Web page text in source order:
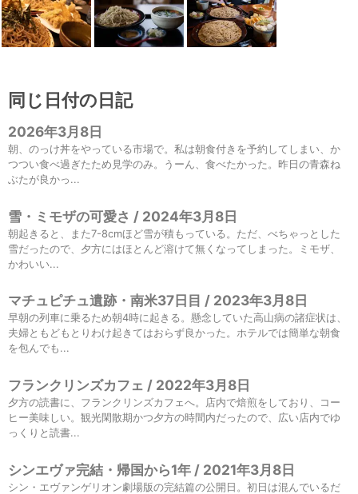
同じ日付の日記
2026年3月8日
朝、のっけ丼をやっている市場で。私は朝食付きを予約してしまい、か
つつい食べ過ぎたため見学のみ。うーん、食べたかった。昨日の青森ね
ぶたが良かっ...
雪・ミモザの可愛さ / 2024年3月8日
朝起きると、また7-8cmほど雪が積もっている。ただ、べちゃっとした
雪だったので、夕方にはほとんど溶けて無くなってしまった。ミモザ、
かわいい...
マチュピチュ遺跡・南米37日目 / 2023年3月8日
早朝の列車に乗るため朝4時に起きる。懸念していた高山病の諸症状は、
夫婦ともどもとりわけ起きてはおらず良かった。ホテルでは簡単な朝食
を包んでも...
フランクリンズカフェ / 2022年3月8日
夕方の読書に、フランクリンズカフェへ。店内で焙煎をしており、コー
ヒー美味しい。観光閑散期かつ夕方の時間内だったので、広い店内でゆ
っくりと読書...
シンエヴァ完結・帰国から1年 / 2021年3月8日
シン・エヴァンゲリオン劇場版の完結篇の公開日。初日は混んでいるだ